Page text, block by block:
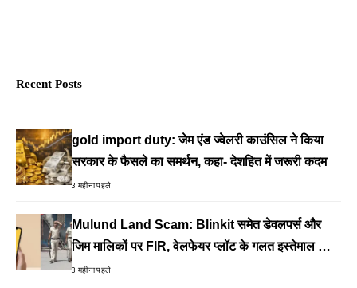
Recent Posts
gold import duty: जेम एंड ज्वेलरी काउंसिल ने किया
सरकार के फैसले का समर्थन, कहा- देशहित में जरूरी कदम
3 महीना पहले
Mulund Land Scam: Blinkit समेत डेवलपर्स और
जिम मालिकों पर FIR, वेलफेयर प्लॉट के गलत इस्तेमाल का
आरोप
3 महीना पहले